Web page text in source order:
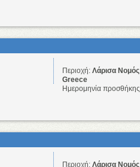
Περιοχή: Λάρισα
Greece
Ημερομηνία
Περιοχή: Λάρισα